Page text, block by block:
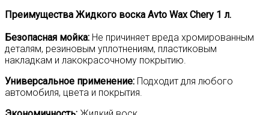
Преимущества Жидкого воска Avto Wax Chery 1 л.
Безопасная мойка: Не причиняет вреда хромированным
деталям, резиновым уплотнениям, пластиковым
накладкам и лакокрасочному покрытию.
Универсальное применение: Подходит для любого
автомобиля, цвета и покрытия.